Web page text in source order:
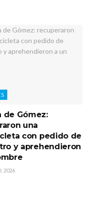
de Gómez:
una
con pedido de
y aprehendieron
2026